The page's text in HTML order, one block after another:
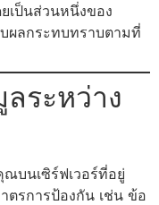
เป็นส่วนหนึ่งของ
ผลกระทบทราบตามที่
ระหว่าง
ณบนเซิร์ฟเวอร์ที่อยู่
ตรการป้องกัน เช่น ข้อ